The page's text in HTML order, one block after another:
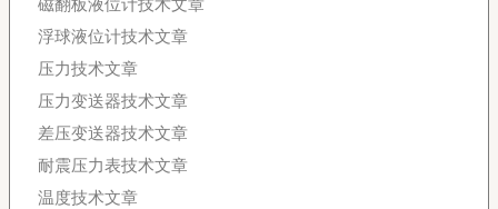
磁翻板液位计技术文章
浮球液位计技术文章
压力技术文章
压力变送器技术文章
差压变送器技术文章
耐震压力表技术文章
温度技术文章